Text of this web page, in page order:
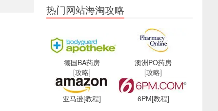
热门网站海淘攻略
德国BA药房
[攻略]
澳洲PO药房
[攻略]
亚马逊[教程] 6PM[教程]